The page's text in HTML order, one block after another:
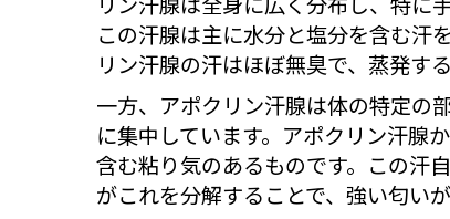
この汗腺は主に水分と塩分を含む汗
リン汗腺の汗はほぼ無臭で、蒸発す
一方、アポクリン汗腺は体の特定の
に集中しています。アポクリン汗腺
含む粘り気のあるものです。この汗
がこれを分解することで、強い匂い